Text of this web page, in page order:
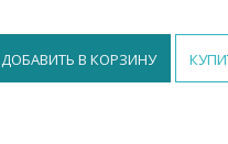
ДОБАВИТЬ В КОРЗИНУ